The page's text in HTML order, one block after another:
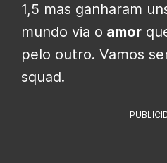
1,5 mas ganharam
mundo via o amor
pelo outro. Vamos
squad.